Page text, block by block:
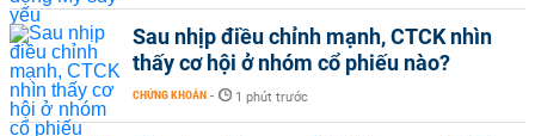
Sau nhịp điều chỉnh mạnh, CTCK nhìn
thấy cơ hội ở nhóm cổ phiếu nào?
CHỨNG KHOÁN - 1 phút trước